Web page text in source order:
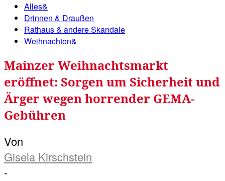
Alles&
Drinnen & Draußen
Rathaus & andere Skandale
Weihnachten&
Mainzer Weihnachtsmarkt
eröffnet: Sorgen um Sicherheit und
Ärger wegen horrender GEMA-
Gebühren
Von
Gisela Kirschstein
-